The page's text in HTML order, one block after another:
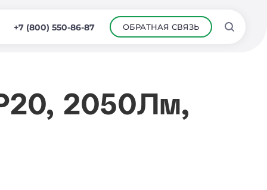
+7 (800) 550-86-87 ОБРАТНАЯ СВЯЗЬ
2050Лм,